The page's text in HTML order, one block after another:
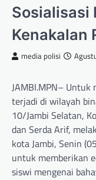
Sosialisasi
Kenakalan
media polisi
JAMBI.MPN– Untuk
terjadi di wilayah
10/Jambi Selatan,
dan Serda Arif,
kota Jambi, Senin
untuk memberikan
siswi mengenai